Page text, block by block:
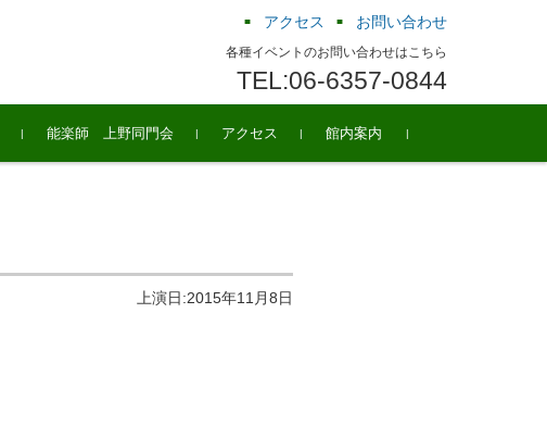
アクセス お問い合わせ
各種イベントのお問い合わせはこちら
TEL:06-6357-0844
能楽師 上野同門会 アクセス 館内案内
上演日:2015年11月8日